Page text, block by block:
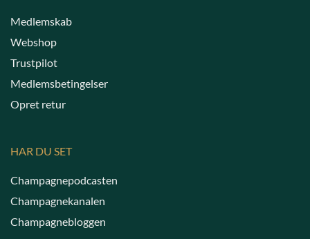
Medlemskab
Webshop
Trustpilot
Medlemsbetingelser
Opret retur
HAR DU SET
Champagnepodcasten
Champagnekanalen
Champagnebloggen